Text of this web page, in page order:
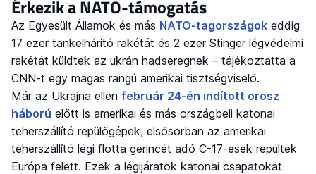
Érkezik a NATO-támogatás
Az Egyesült Államok és más NATO-tagországok eddig
17 ezer tankelhárító rakétát és 2 ezer Stinger légvédelmi
rakétát küldtek az ukrán hadseregnek – tájékoztatta a
CNN-t egy magas rangú amerikai tisztségviselő.
Már az Ukrajna ellen február 24-én indított orosz
háború előtt is amerikai és más országbeli katonai
teherszállító repülőgépek, elsősorban az amerikai
teherszállító légi flotta gerincét adó C-17-esek repültek
Európa felett. Ezek a légijáratok katonai csapatokat